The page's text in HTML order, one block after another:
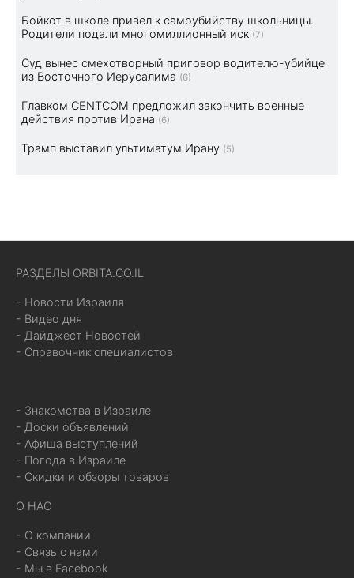
Бойкот в школе привел к самоубийству школьницы.
Родители подали многомиллионный иск (7)
Суд вынес смехотворный приговор водителю-убийце
из Восточного Иерусалима (6)
Главком CENTCOM предложил закончить военные
действия против Ирана (6)
Трамп выставил ультиматум Ирану (5)
РАЗДЕЛЫ ORBITA.CO.IL
- Новости Израиля
- Видео дня
- Дайджест Новостей
- Справочник специалистов
- Знакомства в Израиле
- Доски объявлений
- Афиша выступлений
- Погода в Израиле
- Скидки и обзоры товаров
О НАС
- О компании
- Связь с нами
- Мы в Facebook